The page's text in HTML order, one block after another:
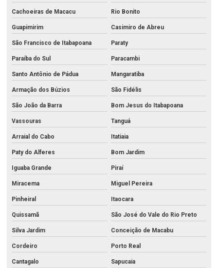
Análise de metais no rio de janeiro
Análise de metais no rj
Análise de metais pesados
Análise de metais pesados em alimentos
Análise microbiológica água potável
Análise de óleo lubrificante
Análise de petróleo
Análise de petróleo bruto
Análise de potabilidade da água para consumo humano
Análise de qualidade do ar
Análise química água mineral
Análise química da água
Análise química da água do mar
Cachoeiras de Macacu Rio Bonito
Guapimirim Casimiro de Abreu
São Francisco de Itabapoana Paraty
Paraíba do Sul Paracambi
Santo Antônio de Pádua Mangaratiba
Armação dos Búzios São Fidélis
São João da Barra Bom Jesus do Itabapoana
Vassouras Tanguá
Arraial do Cabo Itatiaia
Paty do Alferes Bom Jardim
Iguaba Grande Piraí
Miracema Miguel Pereira
Pinheiral Itaocara
Quissamã São José do Vale do Rio Preto
Silva Jardim Conceição de Macabu
Cordeiro Porto Real
Cantagalo Sapucaia